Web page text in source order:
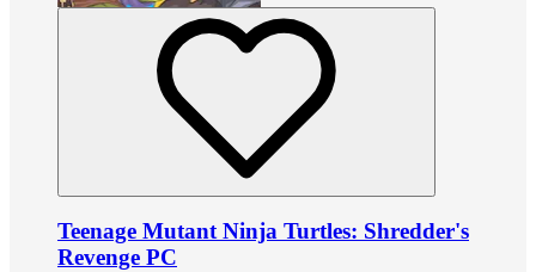
Teenage Mutant Ninja Turtles: Shredder's
Revenge PC